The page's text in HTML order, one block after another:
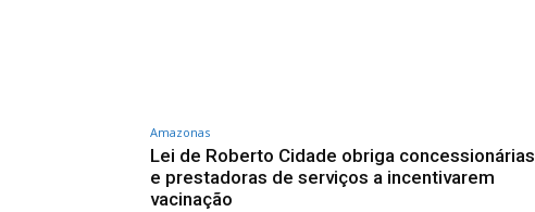
Amazonas
Lei de Roberto Cidade obriga concessionárias
e prestadoras de serviços a incentivarem
vacinação